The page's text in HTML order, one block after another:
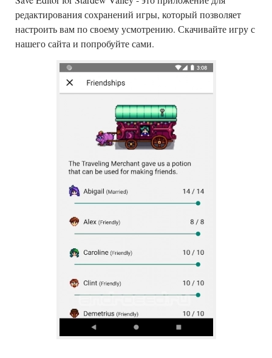
редактирования сохранений игры, который позволяет
настроить вам по своему усмотрению. Скачивайте игру с
нашего сайта и попробуйте сами.